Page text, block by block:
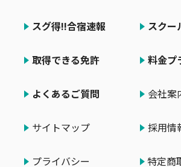
スグ得!!合宿速報 スクー
取得できる免許 料金プ
よくあるご質問 会社案
サイトマップ 採用情
プライバシー
特定商